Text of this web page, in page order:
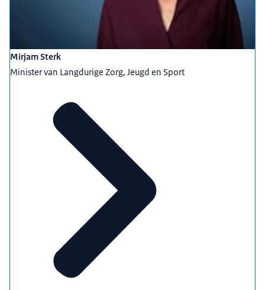
Mirjam Sterk
Minister van Langdurige Zorg, Jeugd en Sport